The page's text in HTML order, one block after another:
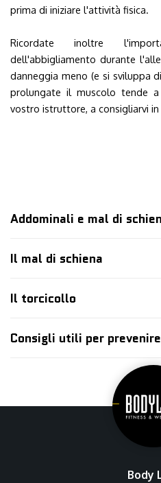
prima di iniziare l'attività fisica.
Ricordate inoltre
dell'abbigliamento durante
danneggia meno (e si sviluppa
prolungate il muscolo tende
vostro istruttore, a consigliarvi
Addominali e mal di
Il mal di schiena
Il torcicollo
Consigli utili per
Body